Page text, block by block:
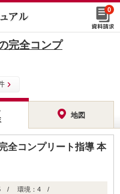
0
完全コンプ
地図
全コンプリート指導 本
5 / 環境：4 /